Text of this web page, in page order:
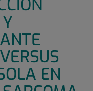
EN